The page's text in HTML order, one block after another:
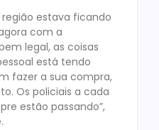
região estava ficando
com a
legal, as coisas
está tendo
fazer a sua compra,
Os policiais a cada
estão passando”,